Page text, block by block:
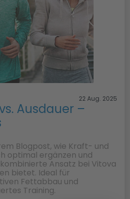
22 Aug. 2025
Ausdauer –
Blogpost, wie Kraft- und
optimal ergänzen und
Ansatz bei Vitova
bietet. Ideal für
Fettabbau und
Training.